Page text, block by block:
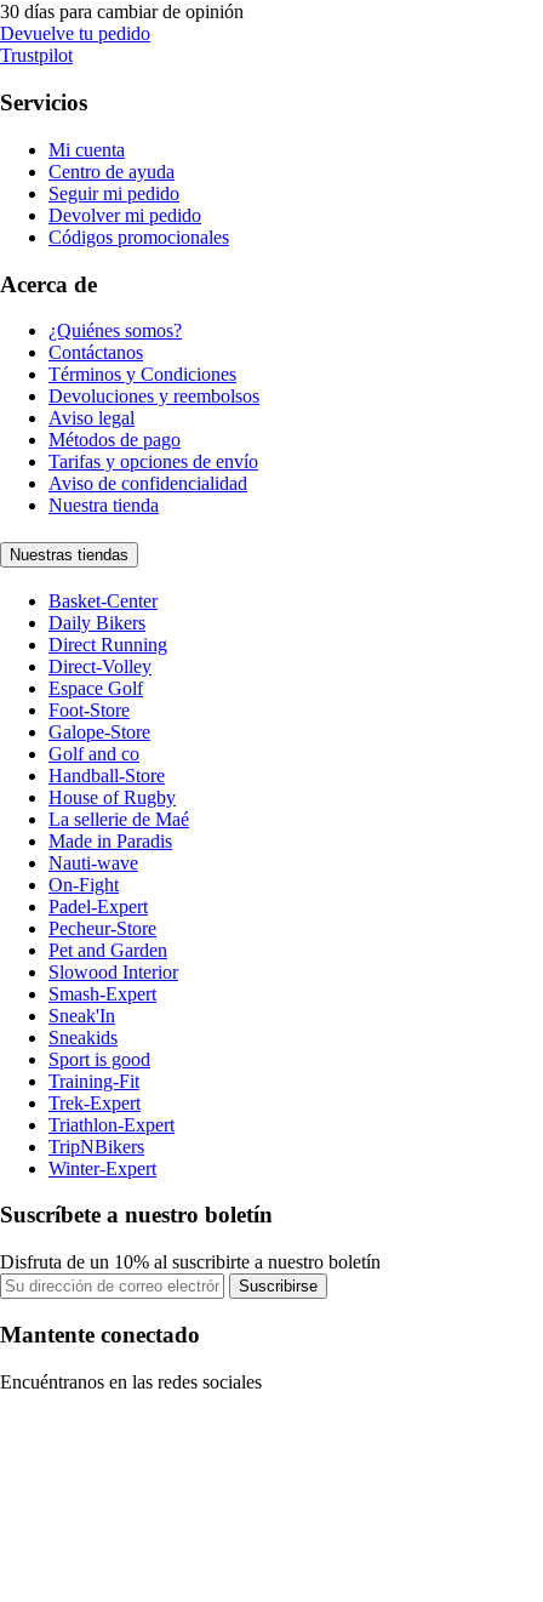
30 días para cambiar de opinión
Devuelve tu pedido
Trustpilot
Servicios
Mi cuenta
Centro de ayuda
Seguir mi pedido
Devolver mi pedido
Códigos promocionales
Acerca de
¿Quiénes somos?
Contáctanos
Términos y Condiciones
Devoluciones y reembolsos
Aviso legal
Métodos de pago
Tarifas y opciones de envío
Aviso de confidencialidad
Nuestra tienda
Nuestras tiendas
Basket-Center
Daily Bikers
Direct Running
Direct-Volley
Espace Golf
Foot-Store
Galope-Store
Golf and co
Handball-Store
House of Rugby
La sellerie de Maé
Made in Paradis
Nauti-wave
On-Fight
Padel-Expert
Pecheur-Store
Pet and Garden
Slowood Interior
Smash-Expert
Sneak'In
Sneakids
Sport is good
Training-Fit
Trek-Expert
Triathlon-Expert
TripNBikers
Winter-Expert
Suscríbete a nuestro boletín
Disfruta de un 10% al suscribirte a nuestro boletín
Suscribirse
Mantente conectado
Encuéntranos en las redes sociales